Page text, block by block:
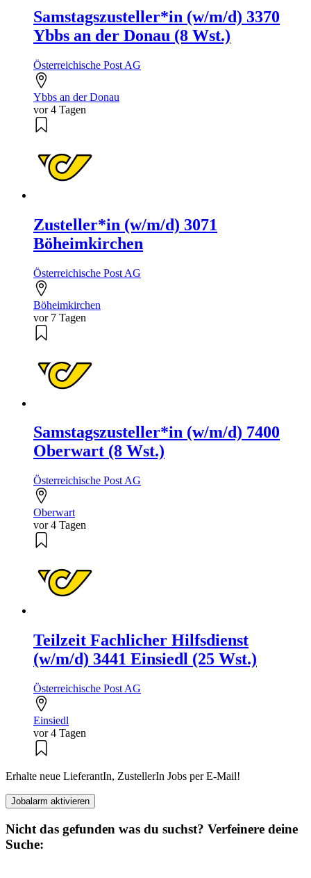
Samstagszusteller*in (w/m/d) 3370
Ybbs an der Donau (8 Wst.)
Österreichische Post AG
Ybbs an der Donau
vor 4 Tagen
Zusteller*in (w/m/d) 3071
Böheimkirchen
Österreichische Post AG
Böheimkirchen
vor 7 Tagen
Samstagszusteller*in (w/m/d) 7400
Oberwart (8 Wst.)
Österreichische Post AG
Oberwart
vor 4 Tagen
Teilzeit Fachlicher Hilfsdienst
(w/m/d) 3441 Einsiedl (25 Wst.)
Österreichische Post AG
Einsiedl
vor 4 Tagen
Erhalte neue LieferantIn, ZustellerIn Jobs per E-Mail!
Jobalarm aktivieren
Nicht das gefunden was du suchst? Verfeinere deine
Suche: